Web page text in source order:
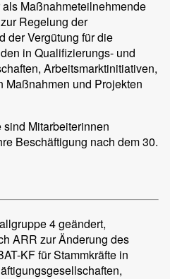
Maßnahmeteilnehmende
Regelung der
der Vergütung für die
in Qualifizierungs- und
Arbeitsmarktinitiativen,
Maßnahmen und Projekten
Mitarbeiterinnen
Beschäftigung nach dem 30.
4 geändert,
ARR zur Änderung des
KF für Stammkräfte in